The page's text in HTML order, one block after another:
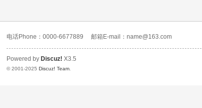
电话Phone：0000-6677889 邮箱E-mail：name@163.com
Powered by Discuz! X3.5
© 2001-2025Discuz! Team